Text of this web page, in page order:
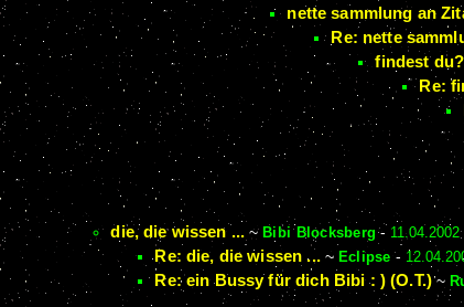
nette sammlung an
Re: nette
findest
Re:
die, die wissen ... ~ Bibi Blocksberg - 11.04.2002
Re: die, die wissen ...~ Eclipse -
Re: ein Bussy für dich Bibi : ) (O.T.)~